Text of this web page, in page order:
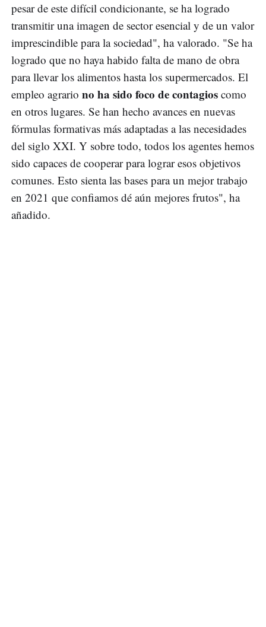
pesar de este difícil condicionante, se ha logrado
transmitir una imagen de sector esencial y de un valor
imprescindible para la sociedad", ha valorado. "Se ha
logrado que no haya habido falta de mano de obra
para llevar los alimentos hasta los supermercados. El
empleo agrario no ha sido foco de contagios como
en otros lugares. Se han hecho avances en nuevas
fórmulas formativas más adaptadas a las necesidades
del siglo XXI. Y sobre todo, todos los agentes hemos
sido capaces de cooperar para lograr esos objetivos
comunes. Esto sienta las bases para un mejor trabajo
en 2021 que confiamos dé aún mejores frutos", ha
añadido.